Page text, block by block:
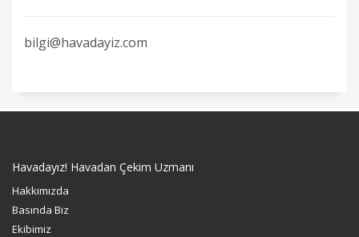
bilgi@havadayiz.com
Havadayız! Havadan Çekim Uzmanı
Hakkımızda
Basında Biz
Ekibimiz